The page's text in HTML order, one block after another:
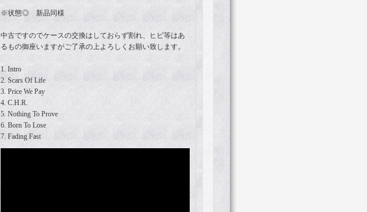
※状態◎ 新品同様
中古ですのでケースの交換はしておらず割れ、ヒビ等はあ
るもの御座いますがご了承の上よろしくお願い致します。
1. Intro
2. Scars Of Life
3. Price We Pay
4. C.H.R.
5. Nothing To Prove
6. Born To Lose
7. Fading Fast